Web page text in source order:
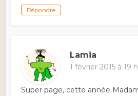
Répondre
Lamia
1 février 2015 à 19
Super page, cette année